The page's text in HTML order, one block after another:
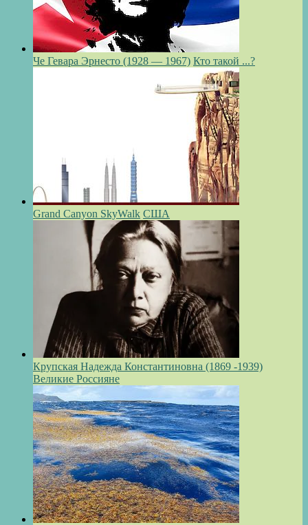
Че Гевара Эрнесто (1928 — 1967) Кто такой ...?
Grand Canyon SkyWalk США
Крупская Надежда Константиновна (1869 -1939)
Великие Россияне